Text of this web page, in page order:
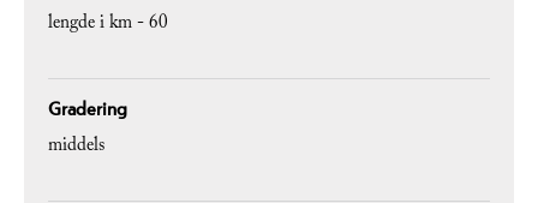
lengde i km -60
Gradering
middels